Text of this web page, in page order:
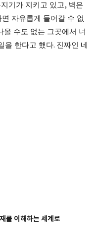
기가 지키고 있고, 벽은
자유롭게 들어갈 수 없
올 수도 없는 그곳에서 너
을 한다고 했다. 진짜인 네
를 이해하는 세계로